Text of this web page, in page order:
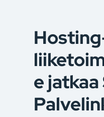
e